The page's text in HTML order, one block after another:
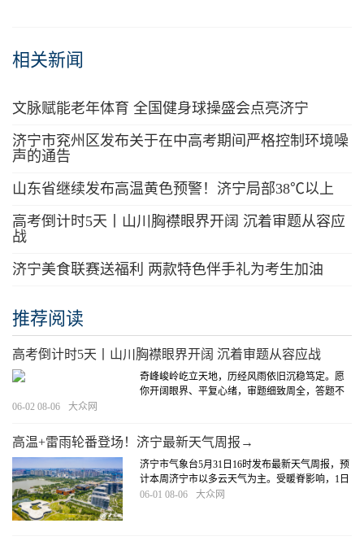
相关新闻
文脉赋能老年体育 全国健身球操盛会点亮济宁
济宁市兖州区发布关于在中高考期间严格控制环境噪
声的通告
山东省继续发布高温黄色预警！济宁局部38℃以上
高考倒计时5天丨山川胸襟眼界开阔 沉着审题从容应
战
济宁美食联赛送福利 两款特色伴手礼为考生加油
推荐阅读
高考倒计时5天丨山川胸襟眼界开阔 沉着审题从容应战
奇峰峻岭屹立天地，历经风雨依旧沉稳笃定。愿
你开阔眼界、平复心绪，审题细致周全，答题不
06-02 08-06 大众网
高温+雷雨轮番登场！济宁最新天气周报→
济宁市气象台5月31日16时发布最新天气周报，预
计本周济宁市以多云天气为主。受暖脊影响，1日
至3日有高温天气，最高气温35℃左右，局部可达
06-01 08-06 大众网